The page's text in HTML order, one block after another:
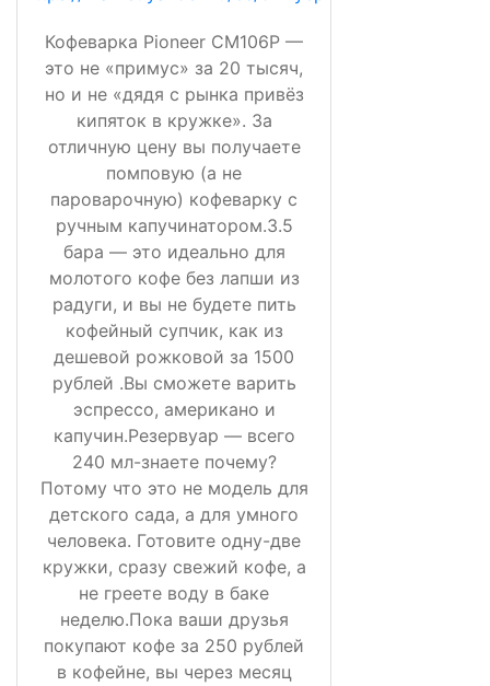
Кофеварка Pioneer CM106P —
это не «примус» за 20 тысяч,
но и не «дядя с рынка привёз
кипяток в кружке». За
отличную цену вы получаете
помповую (а не
пароварочную) кофеварку с
ручным капучинатором.3.5
бара — это идеально для
молотого кофе без лапши из
радуги, и вы не будете пить
кофейный супчик, как из
дешевой рожковой за 1500
рублей .Вы сможете варить
эспрессо, американо и
капучин.Резервуар — всего
240 мл-знаете почему?
Потому что это не модель для
детского сада, а для умного
человека. Готовите одну-две
кружки, сразу свежий кофе, а
не греете воду в баке
неделю.Пока ваши друзья
покупают кофе за 250 рублей
в кофейне, вы через месяц